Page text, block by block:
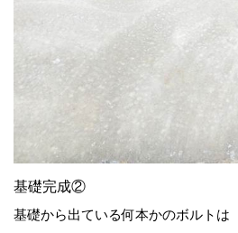
基礎完成②
基礎から出ている何本かのボルトは